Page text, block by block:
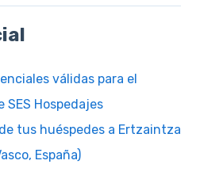
válidas para el
SES Hospedajes
tus huéspedes a Ertzaintza
España)